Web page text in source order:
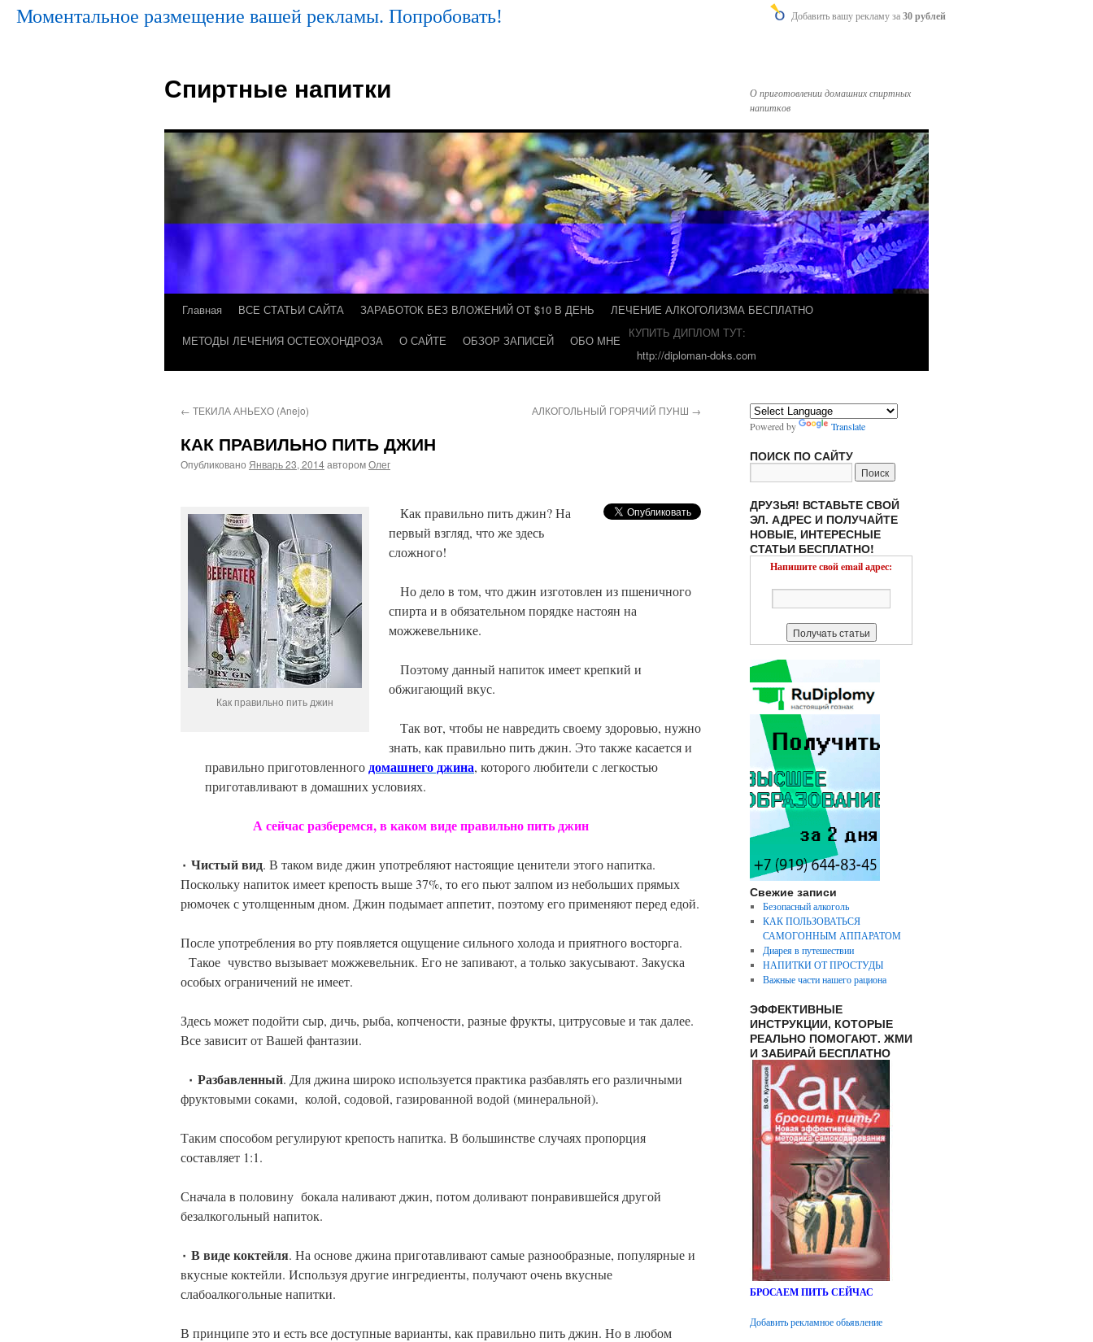
Моментальное размещение вашей рекламы. Попробовать! Добавить вашу рекламу за 30 рублей
Спиртные напитки
О приготовлении домашних спиртных
напитков
Главная ВСЕ СТАТЬИ САЙТА ЗАРАБОТОК БЕЗ ВЛОЖЕНИЙ ОТ $10 В ДЕНЬ
ЛЕЧЕНИЕ АЛКОГОЛИЗМА БЕСПЛАТНО
МЕТОДЫ ЛЕЧЕНИЯ ОСТЕОХОНДРОЗА
О САЙТЕ ОБЗОР ЗАПИСЕЙ ОБО МНЕ
КУПИТЬ ДИПЛОМ ТУТ:
http://diploman-doks.com
← ТЕКИЛА АНЬЕХО (Anejo) АЛКОГОЛЬНЫЙ ГОРЯЧИЙ ПУНШ →
КАК ПРАВИЛЬНО ПИТЬ ДЖИН
Опубликовано Январь 23, 2014авторомОлег
Как правильно пить джин
Как правильно пить джин? На
первый взгляд, что же здесь
сложного!
Но дело в том, что джин изготовлен из пшеничного
спирта и в обязательном порядке настоян на
можжевельнике.
Поэтому данный напиток имеет крепкий и
обжигающий вкус.
Так вот, чтобы не навредить своему здоровью, нужно
знать, как правильно пить джин. Это также касается и
правильноприготовленногодомашнего джина, которого любители с легкостью
приготавливают в домашних условиях.
А сейчас разберемся, в каком виде правильно пить джин
٠ Чистый вид. В таком виде джин употребляют настоящие ценители этого напитка.
Поскольку напиток имеет крепость выше 37%, то его пьют залпом из небольших прямых
рюмочек с утолщенным дном. Джин подымает аппетит, поэтому его применяют перед едой.
После употребления во рту появляется ощущение сильного холода и приятного восторга.
Такое чувство вызывает можжевельник. Его не запивают, а только закусывают. Закуска
особых ограничений не имеет.
Здесь может подойти сыр, дичь, рыба, копчености, разные фрукты, цитрусовые и так далее.
Все зависит от Вашей фантазии.
٠ Разбавленный. Для джина широко используется практика разбавлять его различными
фруктовыми соками, колой, содовой, газированной водой (минеральной).
Таким способом регулируют крепость напитка. В большинстве случаях пропорция
составляет 1:1.
Сначала в половину бокала наливают джин, потом доливают понравившейся другой
безалкогольный напиток.
٠ В виде коктейля. На основе джина приготавливают самые разнообразные, популярные и
вкусные коктейли. Используя другие ингредиенты, получают очень вкусные
слабоалкогольные напитки.
В принципе это и есть все доступные варианты, как правильно пить джин. Но в любом
Powered by Translate
ПОИСК ПО САЙТУ
ДРУЗЬЯ! ВСТАВЬТЕ СВОЙ
ЭЛ. АДРЕС И ПОЛУЧАЙТЕ
НОВЫЕ, ИНТЕРЕСНЫЕ
СТАТЬИ БЕСПЛАТНО!
Напишите свой email адрес:
Свежие записи
Безопасный алкоголь
КАК ПОЛЬЗОВАТЬСЯ
САМОГОННЫМ АППАРАТОМ
Диарея в путешествии
НАПИТКИ ОТ ПРОСТУДЫ
Важные части нашего рациона
ЭФФЕКТИВНЫЕ
ИНСТРУКЦИИ, КОТОРЫЕ
РЕАЛЬНО ПОМОГАЮТ. ЖМИ
И ЗАБИРАЙ БЕСПЛАТНО
БРОСАЕМ ПИТЬ СЕЙЧАС
Добавить рекламное обьявление